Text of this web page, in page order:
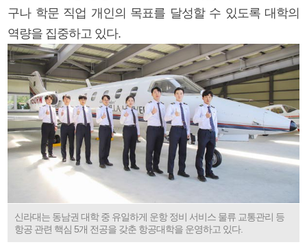
구나 학문 직업 개인의 목표를 달성할 수 있도록 대학의
역량을 집중하고 있다.
신라대는 동남권 대학 중 유일하게 운항 정비 서비스 물류 교통관리 등
항공 관련 핵심 5개 전공을 갖춘 항공대학을 운영하고 있다.